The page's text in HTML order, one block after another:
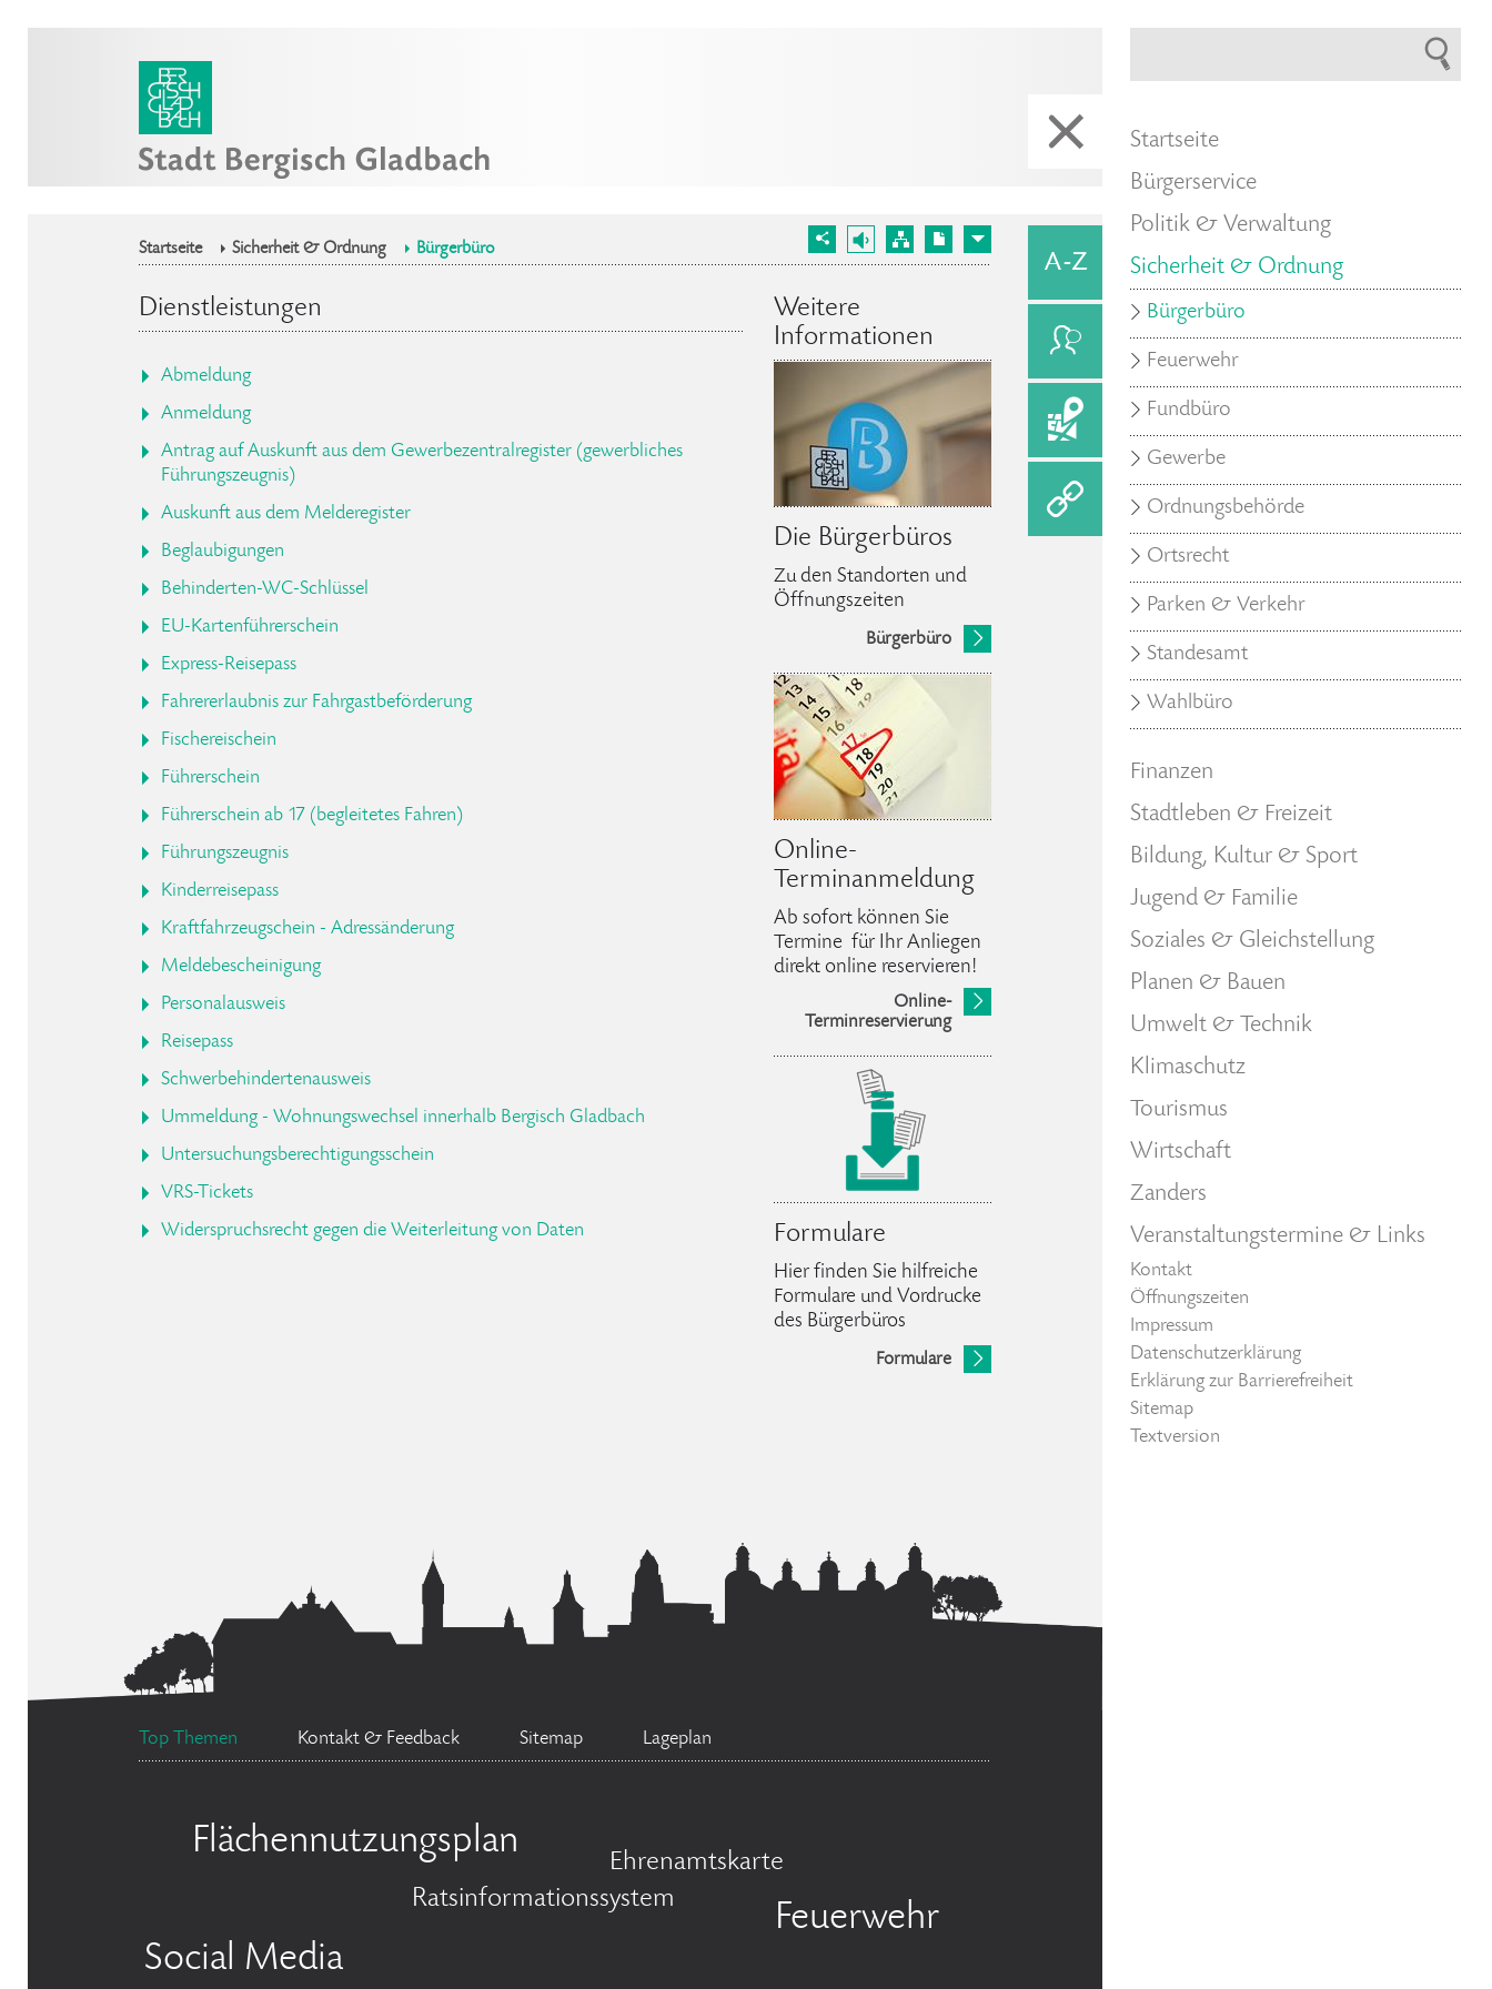
Startseite Sicherheit & Ordnung Bürgerbüro
Dienstleistungen
Abmeldung
Anmeldung
Antrag auf Auskunft aus dem Gewerbezentralregister (gewerbliches
Führungszeugnis)
Auskunft aus dem Melderegister
Beglaubigungen
Behinderten-WC-Schlüssel
EU-Kartenführerschein
Express-Reisepass
Fahrererlaubnis zur Fahrgastbeförderung
Fischereischein
Führerschein
Führerschein ab 17 (begleitetes Fahren)
Führungszeugnis
Kinderreisepass
Kraftfahrzeugschein - Adressänderung
Meldebescheinigung
Personalausweis
Reisepass
Schwerbehindertenausweis
Ummeldung - Wohnungswechsel innerhalb Bergisch Gladbach
Untersuchungsberechtigungsschein
VRS-Tickets
Widerspruchsrecht gegen die Weiterleitung von Daten
Weitere
Informationen
Die Bürgerbüros
Zu den Standorten und
Öffnungszeiten
Bürgerbüro
Online-
Terminanmeldung
Ab sofort können Sie
Termine für Ihr Anliegen
direkt online reservieren!
Online-
Terminreservierung
Formulare
Hier finden Sie hilfreiche
Formulare und Vordrucke
des Bürgerbüros
Formulare
Top Themen Kontakt & Feedback Sitemap Lageplan
Flächennutzungsplan
Ehrenamtskarte
Social Media
Ratsinformationssystem Feuerwehr
Startseite
Bürgerservice
Politik & Verwaltung
Sicherheit & Ordnung
Bürgerbüro
Feuerwehr
Fundbüro
Gewerbe
Ordnungsbehörde
Ortsrecht
Parken & Verkehr
Standesamt
Wahlbüro
Finanzen
Stadtleben & Freizeit
Bildung, Kultur & Sport
Jugend & Familie
Soziales & Gleichstellung
Planen & Bauen
Umwelt & Technik
Klimaschutz
Tourismus
Wirtschaft
Zanders
Veranstaltungstermine & Links
Kontakt
Öffnungszeiten
Impressum
Datenschutzerklärung
Erklärung zur Barrierefreiheit
Sitemap
Textversion